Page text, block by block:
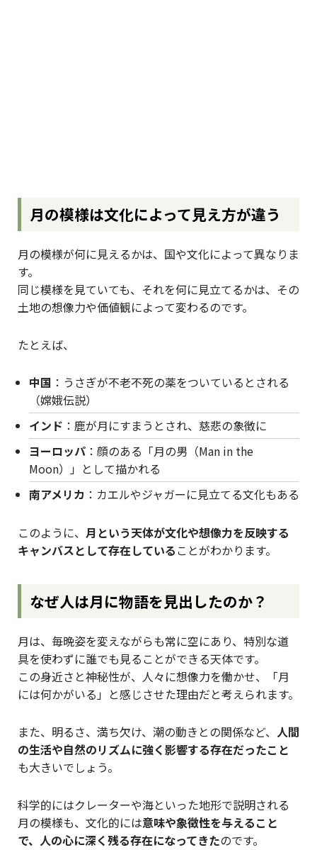
月の模様は文化によって見え方が違う
月の模様が何に見えるかは、国や文化によって異なりま
す。
同じ模様を見ていても、それを何に見立てるかは、その
土地の想像力や価値観によって変わるのです。
たとえば、
中国 ：うさぎが不老不死の薬をついているとされる
（嫦娥伝説）
インド ：鹿が月にすまうとされ、慈悲の象徴に
ヨーロッパ ：顔のある「月の男（Man in the
Moon）」として描かれる
南アメリカ ：カエルやジャガーに見立てる文化もある
このように、 月という天体が文化や想像力を反映する
キャンバスとして存在している ことがわかります。
なぜ人は月に物語を見出したのか？
月は、毎晩姿を変えながらも常に空にあり、特別な道
具を使わずに誰でも見ることができる天体です。
この身近さと神秘性が、人々に想像力を働かせ、「月
には何かがいる」と感じさせた理由だと考えられます。
また、明るさ、満ち欠け、潮の動きとの関係など、 人間
の生活や自然のリズムに強く影響する存在だったこと
も大きいでしょう。
科学的にはクレーターや海といった地形で説明される
月の模様も、文化的には意味や象徴性を与えること
で、人の心に深く残る存在になってきたのです。